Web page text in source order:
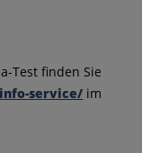
Test finden Sie
service/ im